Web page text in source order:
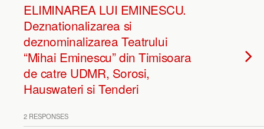
ELIMINAREA LUI EMINESCU.
Deznationalizarea si
deznominalizarea Teatrului
“Mihai Eminescu” din Timisoara
de catre UDMR, Sorosi,
Hauswateri si Tenderi
2 RESPONSES